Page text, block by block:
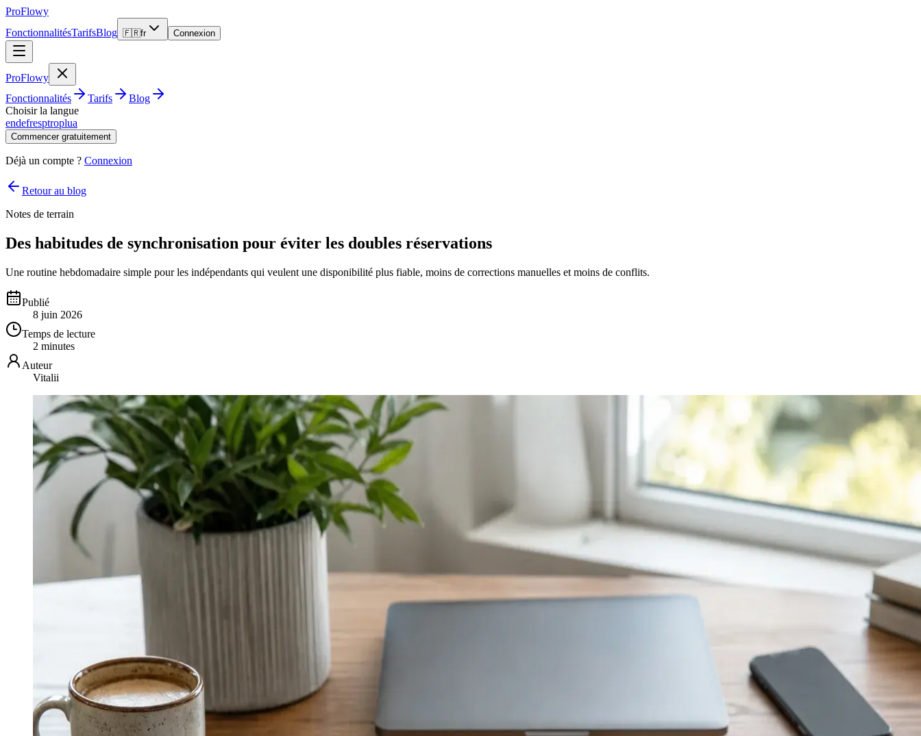
ProFlowy
FonctionnalitésTarifsBlog 🇫🇷fr Connexion
ProFlowy
Fonctionnalités
Tarifs
Blog
Choisir la langue
endefresptroplua
Commencer gratuitement
Déjà un compte ? Connexion
Retour au blog
Notes de terrain
Des habitudes de synchronisation pour éviter les doubles réservations
Une routine hebdomadaire simple pour les indépendants qui veulent une disponibilité plus fiable, moins de corrections manuelles et moins de conflits.
Publié
8 juin 2026
Temps de lecture
2 minutes
Auteur
Vitalii